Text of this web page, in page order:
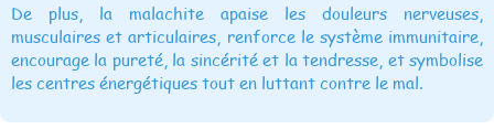
De plus, la malachite apaise les douleurs nerveuses,
musculaires et articulaires, renforce le système immunitaire,
encourage la pureté, la sincérité et la tendresse, et symbolise
les centres énergétiques tout en luttant contre le mal.